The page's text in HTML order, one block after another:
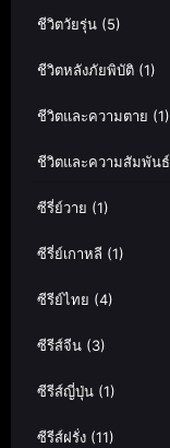
ชีวิตวัยรุ่น (5)
ชีวิตหลังภัยพิบัติ (1)
ชีวิตและความตาย (1)
ชีวิตและความสัมพันธ์
ซีรี่ย์วาย (1)
ซีรี่ย์เกาหลี (1)
ซีรีย์ไทย (4)
ซีรีส์จีน (3)
ซีรีส์ญี่ปุ่น (1)
ซีรีส์ฝรั่ง (11)